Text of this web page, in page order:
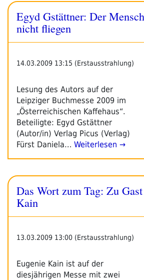
Egyd Gstättner: Der
nicht fliegen
14.03.2009 13:15 (Erstausstrahlung)
Lesung des Autors auf der
Leipziger Buchmesse 2009 im
„Österreichischen Kaffehaus“.
Beteiligte: Egyd Gstättner
(Autor/in) Verlag Picus (Verlag)
Fürst Daniela… Weiterlesen →
Das Wort zum Tag: Zu
Kain
13.03.2009 13:00 (Erstausstrahlung)
Eugenie Kain ist auf der
diesjährigen Messe mit zwei